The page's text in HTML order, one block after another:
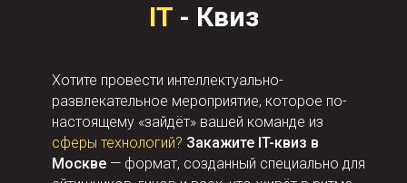
IT - Квиз
Хотите провести интеллектуально-
развлекательное мероприятие, которое по-
настоящему «зайдёт» вашей команде из
сферы технологий? Закажите IT-квиз в
Москве — формат, созданный специально для